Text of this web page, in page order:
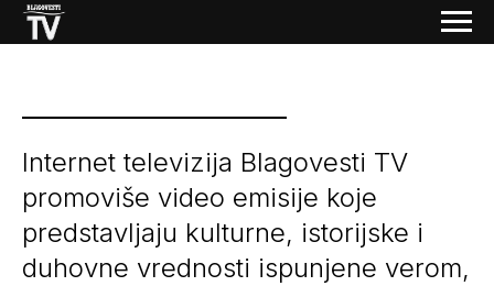
Internet televizija Blagovesti TV
promoviše video emisije koje
predstavljaju kulturne, istorijske i
duhovne vrednosti ispunjene verom,